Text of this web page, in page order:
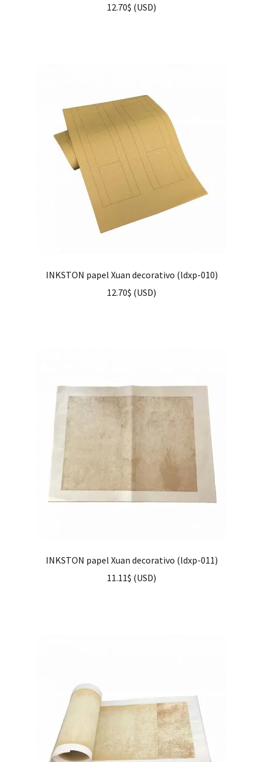
12.70$ (USD)
INKSTON papel Xuan decorativo (ldxp-010)
12.70$ (USD)
INKSTON papel Xuan decorativo (ldxp-011)
11.11$ (USD)